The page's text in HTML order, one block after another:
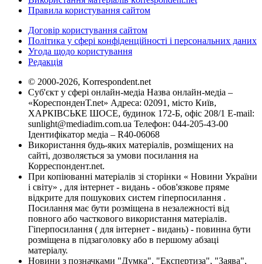
Правила користування сайтом
Договір користування сайтом
Політика у сфері конфіденційності і персональних даних
Угода щодо користування
Редакція
© 2000-2026, Korrespondent.net
Суб'єкт у сфері онлайн-медіа Назва онлайн-медіа –
«КореспонденТ.net» Адреса: 02091, місто Київ,
ХАРКІВСЬКЕ ШОСЕ, будинок 172-Б, офіс 208/1 E-mail:
sunlight@mediadim.com.ua Телефон: 044-205-43-00
Ідентифікатор медіа – R40-06068
Використання будь-яких матеріалів, розміщених на
сайті, дозволяється за умови посилання на
Корреспондент.net.
При копіюванні матеріалів зі сторінки « Новини України
і світу» , для інтернет - видань - обов'язкове пряме
відкрите для пошукових систем гіперпосилання .
Посилання має бути розміщена в незалежності від
повного або часткового використання матеріалів.
Гіперпосилання ( для інтернет - видань) - повинна бути
розміщена в підзаголовку або в першому абзаці
матеріалу.
Новини з позначками "Думка", "Експертиза", "Заява",